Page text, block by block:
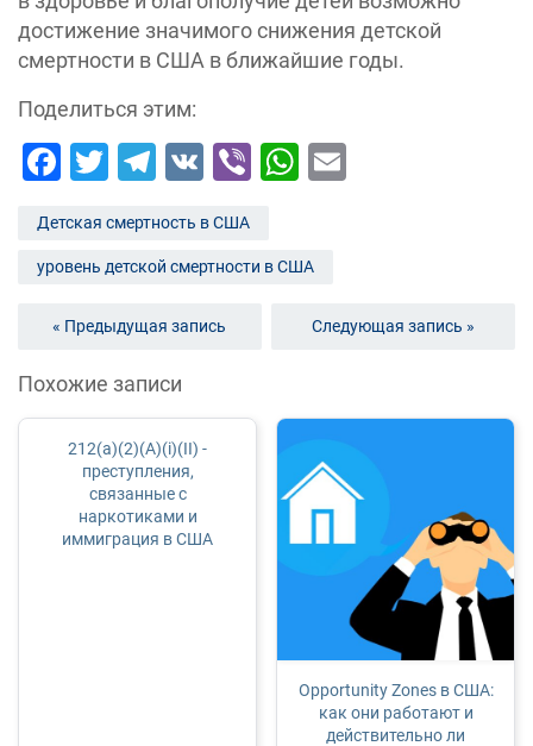
достижение значимого снижения детской
смертности в США в ближайшие годы.
Поделиться этим:
Facebook
Twitter
Telegram
VK ViberWhatsApp
Детская смертность в США
уровень детской смертности в США
« Предыдущая запись Следующая запись »
Похожие записи
212(a)(2)(A)(i)(II) -
преступления,
связанные с
наркотиками и
иммиграция в США
Opportunity Zones в США:
как они работают и
действительно ли